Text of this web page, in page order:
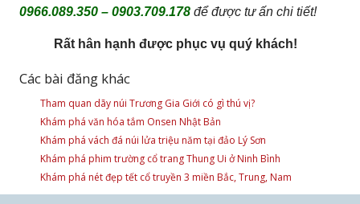
0966.089.350 – 0903.709.178 để được tư ấn chi tiết!
Rất hân hạnh được phục vụ quý khách!
Các bài đăng khác
Tham quan dãy núi Trương Gia Giới có gì thú vị?
Khám phá văn hóa tắm Onsen Nhật Bản
Khám phá vách đá núi lửa triệu năm tại đảo Lý Sơn
Khám phá phim trường cổ trang Thung Ui ở Ninh Bình
Khám phá nét đẹp tết cổ truyền 3 miền Bắc, Trung, Nam